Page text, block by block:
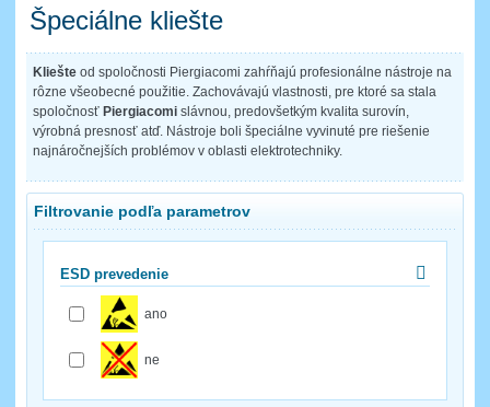
Špeciálne kliešte
Kliešte od spoločnosti Piergiacomi zahŕňajú profesionálne nástroje na
rôzne všeobecné použitie. Zachovávajú vlastnosti, pre ktoré sa stala
spoločnosť Piergiacomi slávnou, predovšetkým kvalita surovín,
výrobná presnosť atď. Nástroje boli špeciálne vyvinuté pre riešenie
najnáročnejších problémov v oblasti elektrotechniky.
Filtrovanie podľa parametrov
ESD prevedenie
ano
ne